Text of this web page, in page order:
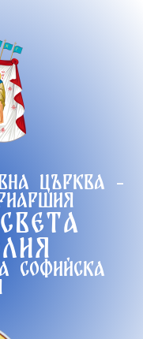
църква -
софийска